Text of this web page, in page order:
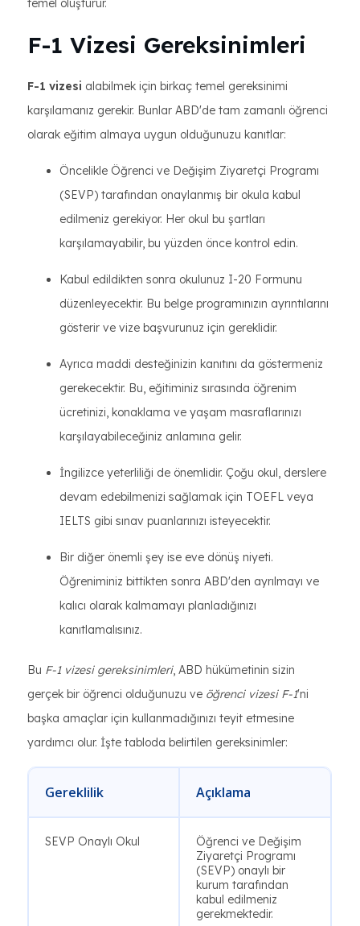
temel oluşturur.
F-1 Vizesi Gereksinimleri
F-1 vizesi alabilmek için birkaç temel gereksinimi
karşılamanız gerekir. Bunlar ABD'de tam zamanlı öğrenci
olarak eğitim almaya uygun olduğunuzu kanıtlar:
Öncelikle Öğrenci ve Değişim Ziyaretçi Programı
(SEVP) tarafından onaylanmış bir okula kabul
edilmeniz gerekiyor. Her okul bu şartları
karşılamayabilir, bu yüzden önce kontrol edin.
Kabul edildikten sonra okulunuz I-20 Formunu
düzenleyecektir. Bu belge programınızın ayrıntılarını
gösterir ve vize başvurunuz için gereklidir.
Ayrıca maddi desteğinizin kanıtını da göstermeniz
gerekecektir. Bu, eğitiminiz sırasında öğrenim
ücretinizi, konaklama ve yaşam masraflarınızı
karşılayabileceğiniz anlamına gelir.
İngilizce yeterliliği de önemlidir. Çoğu okul, derslere
devam edebilmenizi sağlamak için TOEFL veya
IELTS gibi sınav puanlarınızı isteyecektir.
Bir diğer önemli şey ise eve dönüş niyeti.
Öğreniminiz bittikten sonra ABD'den ayrılmayı ve
kalıcı olarak kalmamayı planladığınızı
kanıtlamalısınız.
Bu F-1 vizesi gereksinimleri, ABD hükümetinin sizin
gerçek bir öğrenci olduğunuzu ve öğrenci vizesi F-1'ni
başka amaçlar için kullanmadığınızı teyit etmesine
yardımcı olur. İşte tabloda belirtilen gereksinimler:
Gereklilik Açıklama
SEVP Onaylı Okul
Öğrenci ve Değişim
Ziyaretçi Programı
(SEVP) onaylı bir
kurum tarafından
kabul edilmeniz
gerekmektedir.